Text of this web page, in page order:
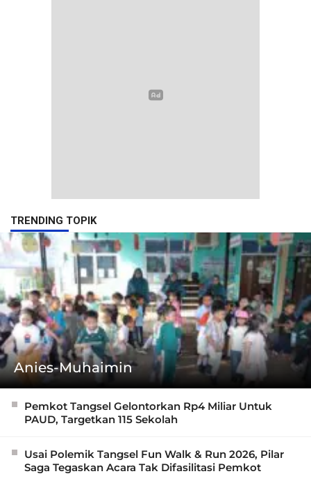
TRENDING TOPIK
Anies-Muhaimin
Pemkot Tangsel Gelontorkan Rp4 Miliar Untuk
PAUD, Targetkan 115 Sekolah
Usai Polemik Tangsel Fun Walk & Run 2026, Pilar
Saga Tegaskan Acara Tak Difasilitasi Pemkot